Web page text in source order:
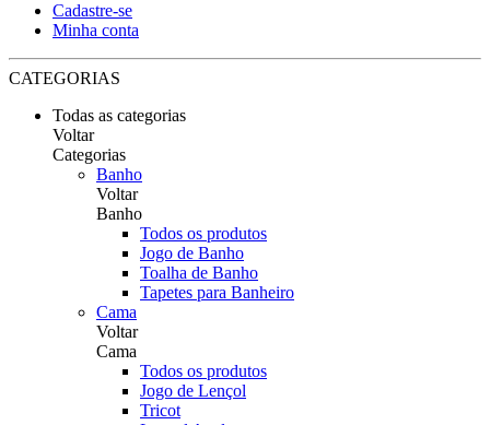
Cadastre-se
Minha conta
CATEGORIAS
Todas as categorias
Voltar
Categorias
Banho
Voltar
Banho
Todos os produtos
Jogo de Banho
Toalha de Banho
Tapetes para Banheiro
Cama
Voltar
Cama
Todos os produtos
Jogo de Lençol
Tricot